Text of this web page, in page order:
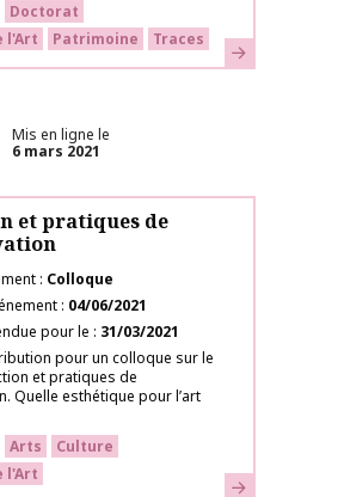
Doctorat
l'Art
Patrimoine Traces En savoir plus
Mis en ligne le
6 mars 2021
et pratiques de
Colloque
04/06/2021
pour le
31/03/2021
pour un colloque sur le
et pratiques de
Quelle esthétique pour l’art
Arts
Culture
l'Art
En savoir plus